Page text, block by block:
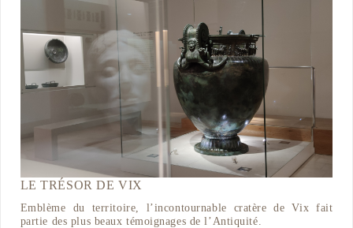
LE TRÉSOR DE VIX
Emblème du territoire, l’incontournable cratère de Vix fait
partie des plus beaux témoignages de l’Antiquité.